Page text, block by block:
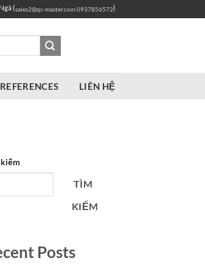
(sales2@qc-master.com0937856572)
REFERENCES LIÊN HỆ
TÌM
KIẾM
Posts